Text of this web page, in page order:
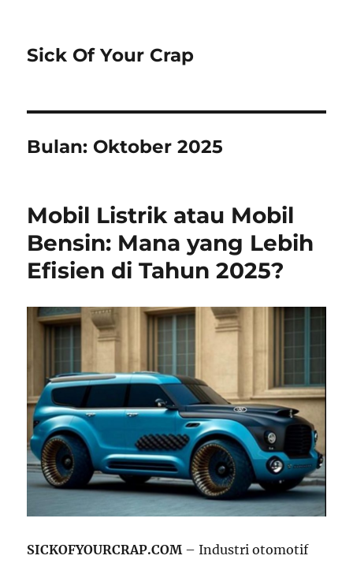
Sick Of Your Crap
Bulan: Oktober 2025
Mobil Listrik atau Mobil
Bensin: Mana yang Lebih
Efisien di Tahun 2025?
SICKOFYOURCRAP.COM– Industri otomotif